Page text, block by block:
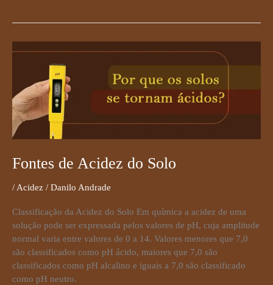
Fontes de Acidez do Solo
/ Acidez / Danilo Andrade
Classificação da Acidez do Solo Em química a acidez de uma
solução pode ser expressada pelos valores de pH, cuja amplitude
normal varia entre valores de 0 a 14. Valores menores que 7,0
são classificados como pH ácido, maiores que 7,0 são
classificados como pH alcalino e iguais a 7,0 são classificado
como pH neutro.
Solo